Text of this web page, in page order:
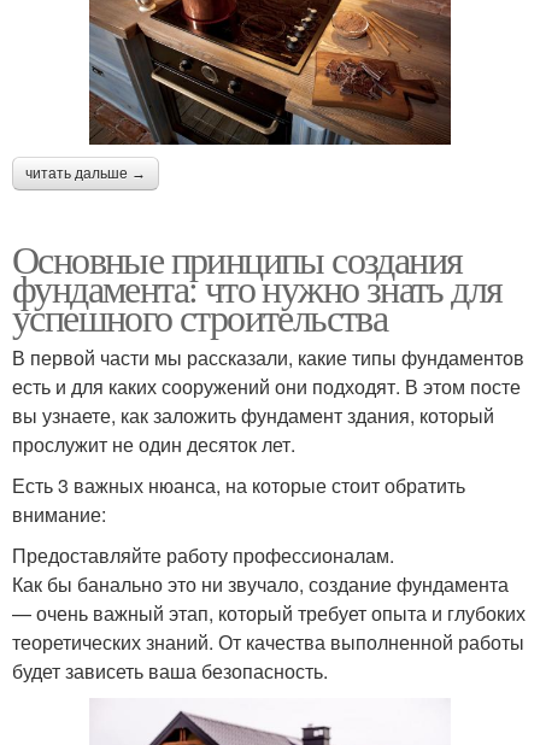
читать дальше →
Основные принципы создания
фундамента: что нужно знать для
успешного строительства
В первой части мы рассказали, какие типы фундаментов
есть и для каких сооружений они подходят. В этом посте
вы узнаете, как заложить фундамент здания, который
прослужит не один десяток лет.
Есть 3 важных нюанса, на которые стоит обратить
внимание:
Предоставляйте работу профессионалам.
Как бы банально это ни звучало, создание фундамента
— очень важный этап, который требует опыта и глубоких
теоретических знаний. От качества выполненной работы
будет зависеть ваша безопасность.